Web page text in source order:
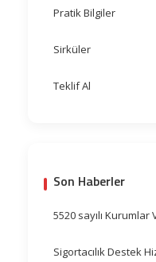
Pratik Bilgiler
Sirküler
Teklif Al
Son Haberler
5520 sayılı
Sigortacılık Destek